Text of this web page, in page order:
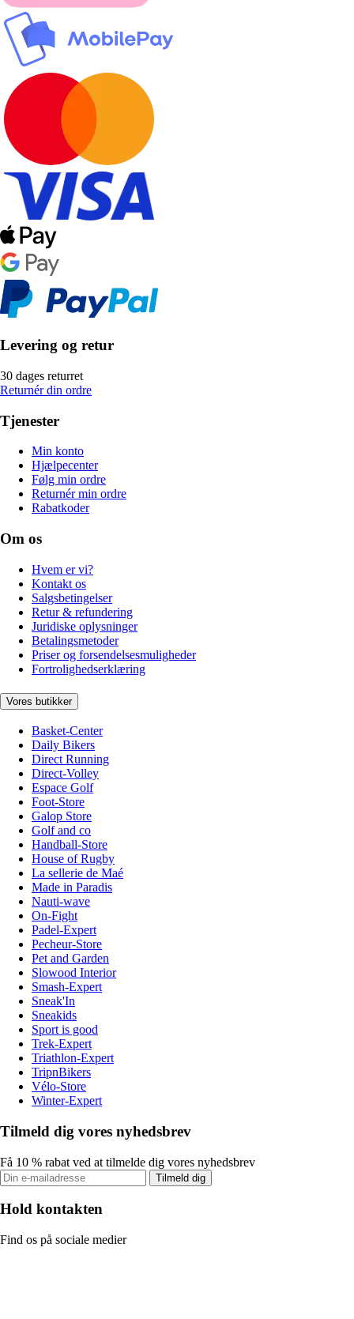
Levering og retur
30 dages returret
Returnér din ordre
Tjenester
Min konto
Hjælpecenter
Følg min ordre
Returnér min ordre
Rabatkoder
Om os
Hvem er vi?
Kontakt os
Salgsbetingelser
Retur & refundering
Juridiske oplysninger
Betalingsmetoder
Priser og forsendelsesmuligheder
Fortrolighedserklæring
Vores butikker
Basket-Center
Daily Bikers
Direct Running
Direct-Volley
Espace Golf
Foot-Store
Galop Store
Golf and co
Handball-Store
House of Rugby
La sellerie de Maé
Made in Paradis
Nauti-wave
On-Fight
Padel-Expert
Pecheur-Store
Pet and Garden
Slowood Interior
Smash-Expert
Sneak'In
Sneakids
Sport is good
Trek-Expert
Triathlon-Expert
TripnBikers
Vélo-Store
Winter-Expert
Tilmeld dig vores nyhedsbrev
Få 10 % rabat ved at tilmelde dig vores nyhedsbrev
Tilmeld dig
Hold kontakten
Find os på sociale medier